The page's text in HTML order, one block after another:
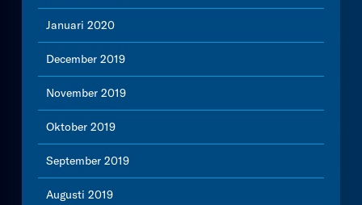
Januari 2020
December 2019
November 2019
Oktober 2019
September 2019
Augusti 2019